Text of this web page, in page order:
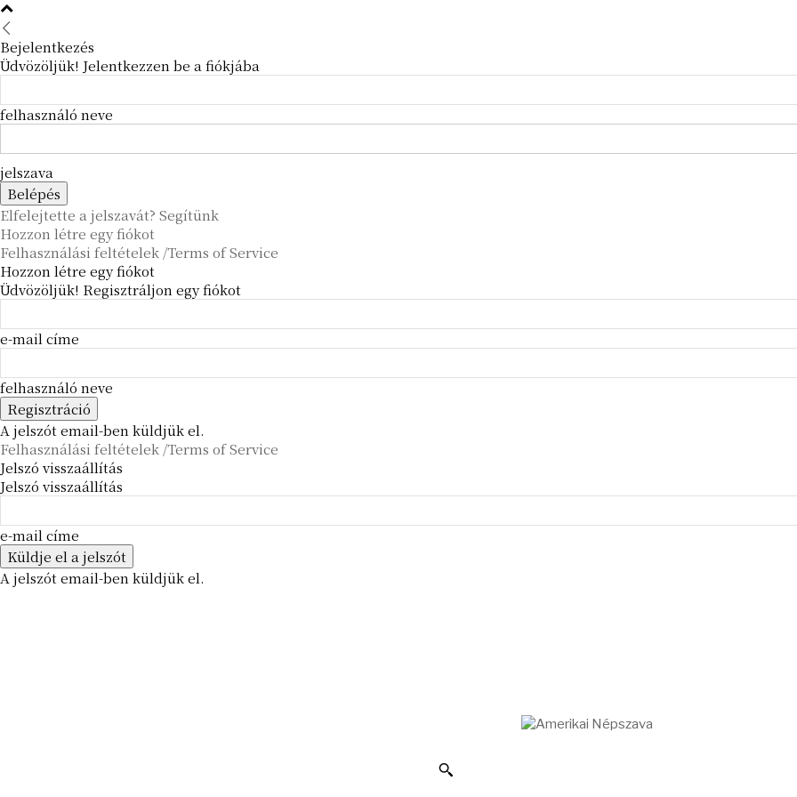
Bejelentkezés
Üdvözöljük! Jelentkezzen be a fiókjába
felhasználó neve
jelszava
Elfelejtette a jelszavát? Segítünk
Hozzon létre egy fiókot
Felhasználási feltételek /Terms of Service
Hozzon létre egy fiókot
Üdvözöljük! Regisztráljon egy fiókot
e-mail címe
felhasználó neve
A jelszót email-ben küldjük el.
Felhasználási feltételek /Terms of Service
Jelszó visszaállítás
Jelszó visszaállítás
e-mail címe
A jelszót email-ben küldjük el.